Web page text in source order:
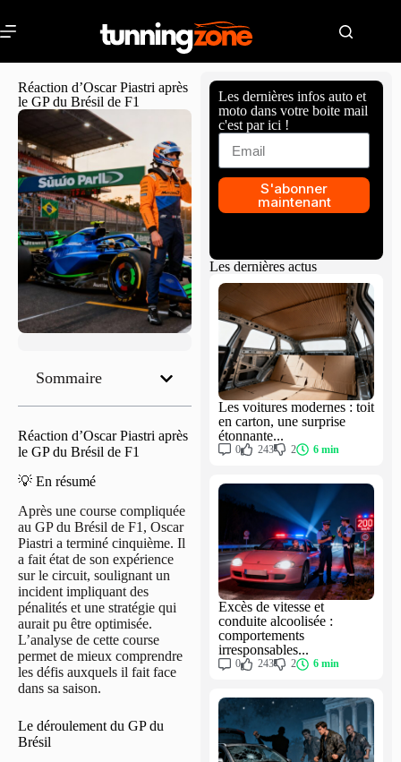
Réaction d’Oscar Piastri après
le GP du Brésil de F1
Sommaire
Réaction d’Oscar Piastri après
le GP du Brésil de F1
💡 En résumé
Après une course compliquée
au GP du Brésil de F1, Oscar
Piastri a terminé cinquième. Il
a fait état de son expérience
sur le circuit, soulignant un
incident impliquant des
pénalités et une stratégie qui
aurait pu être optimisée.
L’analyse de cette course
permet de mieux comprendre
les défis auxquels il fait face
dans sa saison.
Le déroulement du GP du
Brésil
Les dernières infos auto et
moto dans votre boite mail
c'est par ici !
S'abonner
maintenant
Les dernières actus
Les voitures modernes : toit
en carton, une surprise
étonnante...
0 243 2 6 min
Excès de vitesse et
conduite alcoolisée :
comportements
irresponsables...
0 243 2 6 min